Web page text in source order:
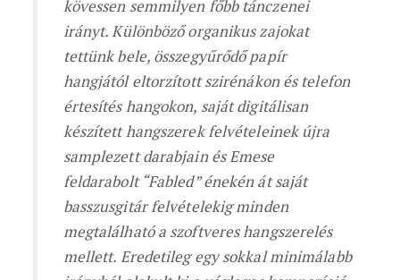
kövessen semmilyen főbb tánczenei
irányt. Különböző organikus zajokat
tettünk bele, összegyűrődő papír
hangjától eltorzított szirénákon és telefon
értesítés hangokon, saját digitálisan
készített hangszerek felvételeinek újra
samplezett darabjain és Emese
feldarabolt “Fabled” énekén át saját
basszusgitár felvételekig minden
megtalálható a szoftveres hangszerelés
mellett. Eredetileg egy sokkal minimálabb